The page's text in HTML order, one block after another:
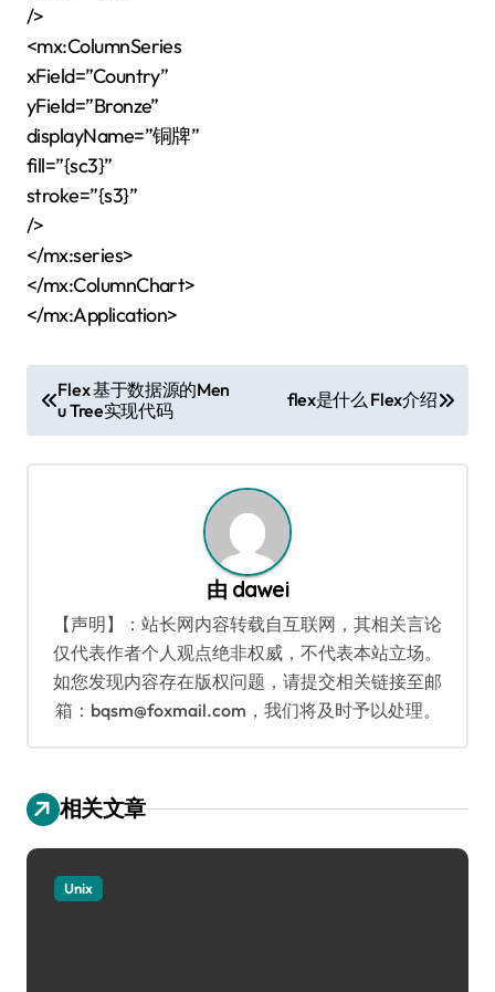
/>
<mx:ColumnSeries
xField=”Country”
yField=”Bronze”
displayName=”铜牌”
fill=”{sc3}”
stroke=”{s3}”
/>
</mx:series>
</mx:ColumnChart>
</mx:Application>
章
导
Flex 基于数据源的Men
u Tree实现代码
flex是什么 Flex介绍
由 dawei
【声明】：站长网内容转载自互联网，其相关言论
仅代表作者个人观点绝非权威，不代表本站立场。
如您发现内容存在版权问题，请提交相关链接至邮
箱：bqsm@foxmail.com，我们将及时予以处理。
相关文章
Unix